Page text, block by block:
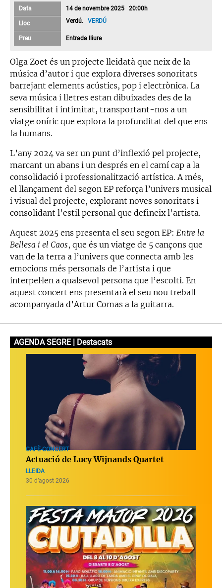
Data 14 de novembre 2025 20:00h
Lloc Verdú.VERDÚ
Preu Entrada lliure
Olga Zoet és un projecte lleidatà que neix de la
música d’autor i que explora diverses sonoritats
barrejant elements acústics, pop i electrònica. La
seva música i lletres estan dibuixades des de la
sensibilitat i intimitat, transportant-nos a un
viatge oníric que explora la profunditat del que ens
fa humans.
L’any 2024 va ser un punt d’inflexió pel projecte,
marcant un abans i un després en el camí cap a la
consolidació i professionalització artística. A més,
el llançament del segon EP reforça l’univers musical
i visual del projecte, explorant noves sonoritats i
consolidant l’estil personal que defineix l’artista.
Aquest 2025 ens presenta el seu segon EP: Entre la
Bellesa i el Caos, que és un viatge de 5 cançons que
van de la terra a l’univers que connecta amb les
emocions més personals de l’artista i que
interpel·len a qualsevol persona que l’escolti. En
aquest concert ens presentarà el seu nou treball
acompanyada d’Artur Comas a la guitarra.
AGENDA SEGRE | Destacats
CAFÈ-CONCERT
Actuació de Lucy Wijnands Quartet
LLEIDA
30 d’agost 2026